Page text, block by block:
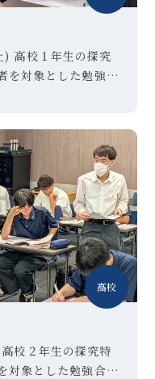
高校１年生の探究
を対象とした勉強合
高校
校２年生の探究特
対象とした勉強合宿